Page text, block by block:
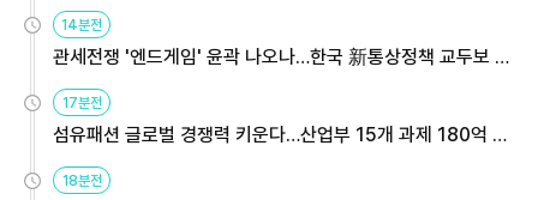
14분전
관세전쟁 '엔드게임' 윤곽 나오나…한국 新통상정책 교두보 활
용해야
17분전
섬유패션 글로벌 경쟁력 키운다…산업부 15개 과제 180억 지
원
18분전